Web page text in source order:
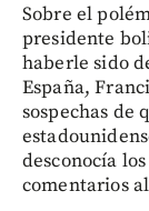
Sobre el
presidente
haberle sido
España,
sospechas de
desconocía
comentarios